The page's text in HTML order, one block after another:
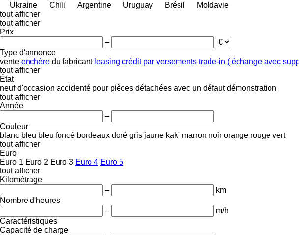
Ukraine
Chili Argentine Uruguay Brésil
Moldavie
tout afficher
tout afficher
Prix
–
Type d'annonce
vente enchère du fabricant leasing crédit par versements trade-in ( échange avec
tout afficher
État
neuf d'occasion accidenté pour pièces détachées avec un défaut démonstration
tout afficher
Année
–
Couleur
blanc bleu bleu foncé bordeaux doré gris jaune kaki marron noir orange rouge vert
tout afficher
Euro
Euro 1 Euro 2 Euro 3 Euro 4 Euro 5
tout afficher
Kilométrage
–
km
Nombre d'heures
–
m/h
Caractéristiques
Capacité de charge